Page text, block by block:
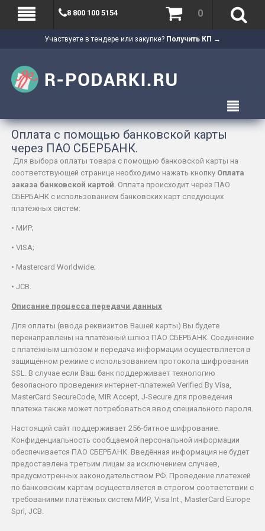
Участвуете в тендере или закупке? Получить КП →
8 800 100 5154 0
Оплата с помощью банковской карты
через ПАО СБЕРБАНК.
Для выбора оплаты товара с помощью банковской карты на
соответствующей странице необходимо нажать кнопку Оплата
заказа банковской картой. Оплата происходит через ПАО
СБЕРБАНК с использованием банковских карт следующих
платёжных систем:
• МИР;
• VISA;
• Mastercard Worldwide;
• JCB.
Описание процесса передачи данных
Для оплаты (ввода реквизитов Вашей карты) Вы будете
перенаправлены на платёжный шлюз ПАО СБЕРБАНК. Соединение
с платёжным шлюзом и передача информации осуществляется в
защищённом режиме с использованием протокола шифрования
SSL. В случае если Ваш банк поддерживает технологию
безопасного проведения интернет-платежей Verified By Visa,
MasterCard SecureCode, MIR Accept, J-Secure для проведения
платежа также может потребоваться ввод специального пароля.
Настоящий сайт поддерживает 256-битное шифрование.
Конфиденциальность сообщаемой персональной информации
обеспечивается ПАО СБЕРБАНК. Введённая информация не будет
предоставлена третьим лицам за исключением случаев,
предусмотренных законодательством РФ. Проведение платежей
по банковским картам осуществляется в строгом соответствии с
требованиями платёжных систем МИР, Visa Int., MasterCard Europe
Sprl, JCB.